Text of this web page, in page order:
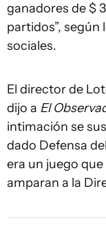
ganadores de $
partidos”,
sociales.
El director de
dijo a El
intimación se
dado Defensa
era un juego
amparan a la